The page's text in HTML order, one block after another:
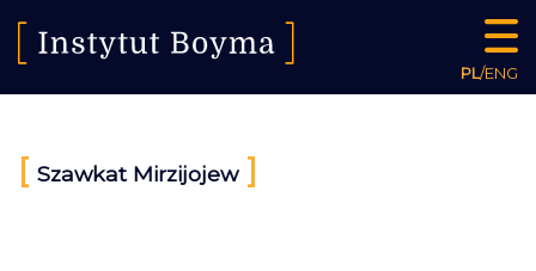
PL/ENG
[ Szawkat Mirzijojew]